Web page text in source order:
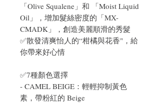
「Olive Squalene」和 「Moist Liquid
Oil」，增加髮絲密度的「MX-
CMADK」，創造美麗順滑的秀髮
✅散發清爽怡人的“柑橘與花香"，給
你帶來好心情
✅7種顏色選擇
- CAMEL BEIGE：輕輕抑制黃色
素，帶粉紅的 Beige